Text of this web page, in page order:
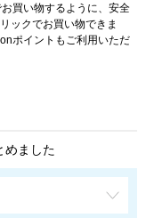
買い物するように、安全
ックでお買い物できま
ポイントもご利用いただ
めました